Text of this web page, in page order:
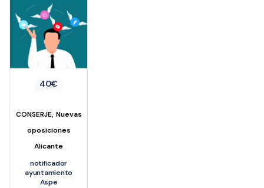
40€
CONSERJE, Nuevas
oposiciones
Alicante
notificador
ayuntamiento
Aspe